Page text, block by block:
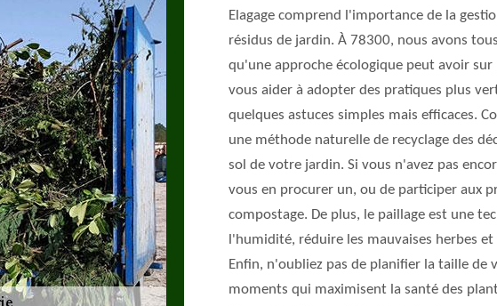
Elagage comprend l'importance de la
résidus de jardin. À 78300, nous avons
qu'une approche écologique peut avoir
vous aider à adopter des pratiques plus
quelques astuces simples mais efficaces.
une méthode naturelle de recyclage des
sol de votre jardin. Si vous n'avez pas
vous en procurer un, ou de participer aux
compostage. De plus, le paillage est une
l'humidité, réduire les mauvaises herbes
Enfin, n'oubliez pas de planifier la taille de
moments qui maximisent la santé des